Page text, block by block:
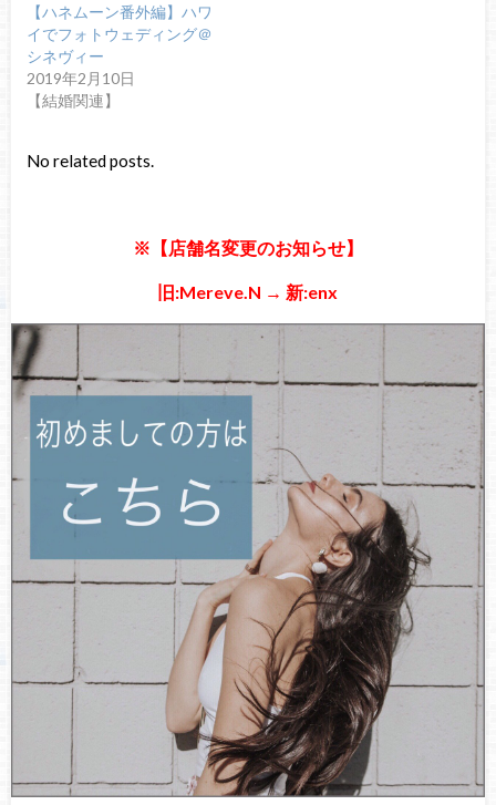
【ハネムーン番外編】ハワ
イでフォトウェディング＠
シネヴィー
2019年2月10日
【結婚関連】
No related posts.
※【店舗名変更のお知らせ】
旧:Mereve.N → 新:enx